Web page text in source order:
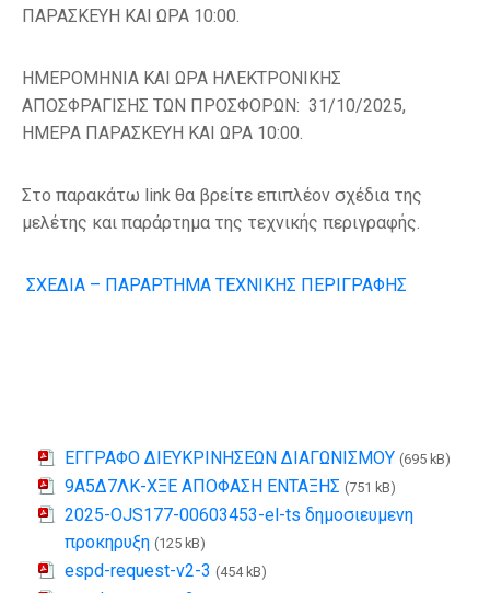
ΠΑΡΑΣΚΕΥΗ ΚΑΙ ΩΡΑ 10:00.
ΗΜΕΡΟΜΗΝΙΑ ΚΑΙ ΩΡΑ ΗΛΕΚΤΡΟΝΙΚΗΣ
ΑΠΟΣΦΡΑΓΙΣΗΣ ΤΩΝ ΠΡΟΣΦΟΡΩΝ: 31/10/2025,
ΗΜΕΡΑ ΠΑΡΑΣΚΕΥΗ ΚΑΙ ΩΡΑ 10:00.
Στο παρακάτω link θα βρείτε επιπλέον σχέδια της
μελέτης και παράρτημα της τεχνικής περιγραφής.
ΣΧΕΔΙΑ – ΠΑΡΑΡΤΗΜΑ ΤΕΧΝΙΚΗΣ ΠΕΡΙΓΡΑΦΗΣ
ΕΓΓΡΑΦΟ ΔΙΕΥΚΡΙΝΗΣΕΩΝ ΔΙΑΓΩΝΙΣΜΟΥ (695 kB)
9Α5Δ7ΛΚ-ΧΞΕ ΑΠΟΦΑΣΗ ΕΝΤΑΞΗΣ (751 kB)
2025-OJS177-00603453-el-ts δημοσιευμενη
προκηρυξη (125 kB)
espd-request-v2-3 (454 kB)